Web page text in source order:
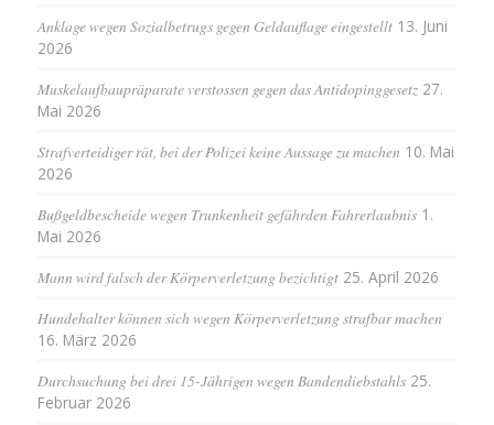
Anklage wegen Sozialbetrugs gegen Geldauflage eingestellt 13. Juni
2026
Muskelaufbaupräparate verstossen gegen das Antidopinggesetz 27.
Mai 2026
Strafverteidiger rät, bei der Polizei keine Aussage zu machen 10. Mai
2026
Bußgeldbescheide wegen Trunkenheit gefährden Fahrerlaubnis 1.
Mai 2026
Mann wird falsch der Körperverletzung bezichtigt 25. April 2026
Hundehalter können sich wegen Körperverletzung strafbar machen
16. März 2026
Durchsuchung bei drei 15-Jährigen wegen Bandendiebstahls 25.
Februar 2026